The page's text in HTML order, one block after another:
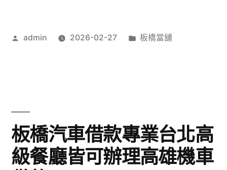
作
admin 2026-02-27
分
板橋當舖
板橋汽車借款專業台北高
級餐廳皆可辦理高雄機車